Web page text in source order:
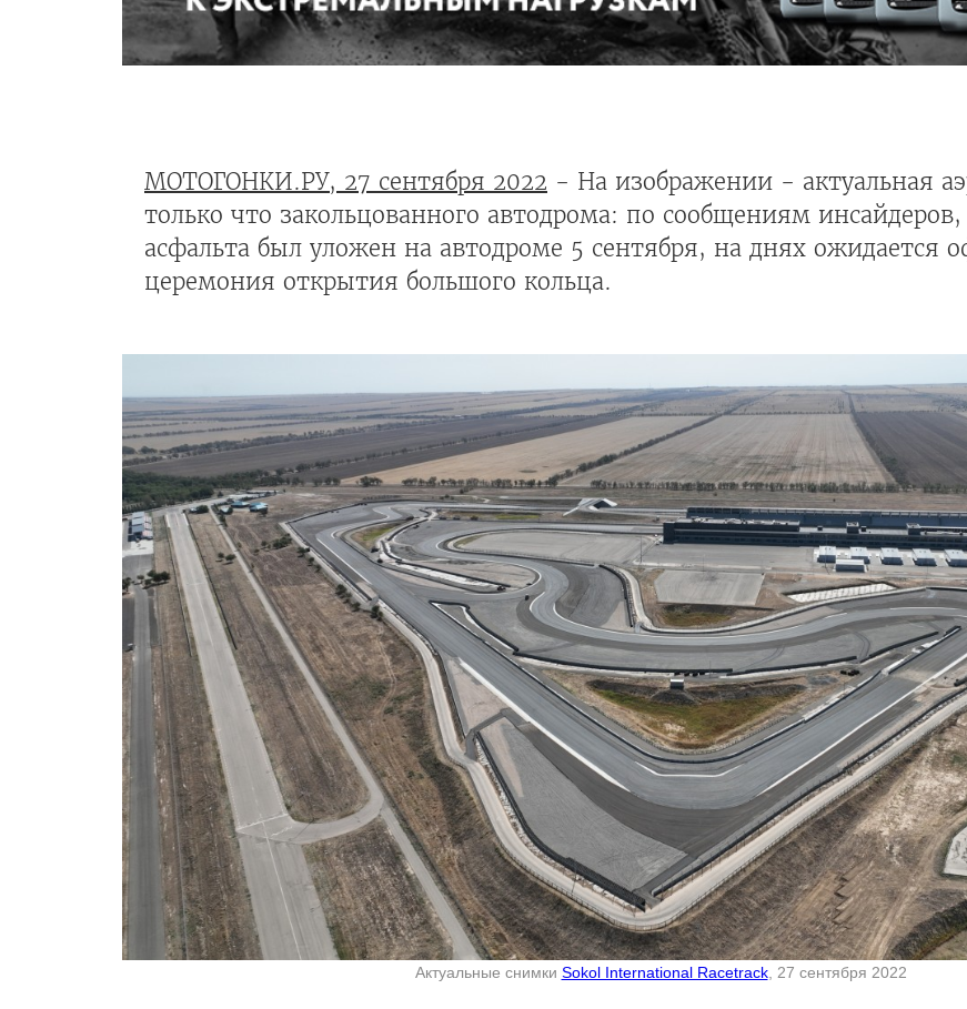
МОТОГОНКИ.РУ, 27 сентября 2022 - На изображении - актуальная
только что закольцованного автодрома: по сообщениям
асфальта был уложен на автодроме 5 сентября, на днях ожидается
церемония открытия большого кольца.
Актуальные снимки Sokol International Racetrack, 27 сентября 2022